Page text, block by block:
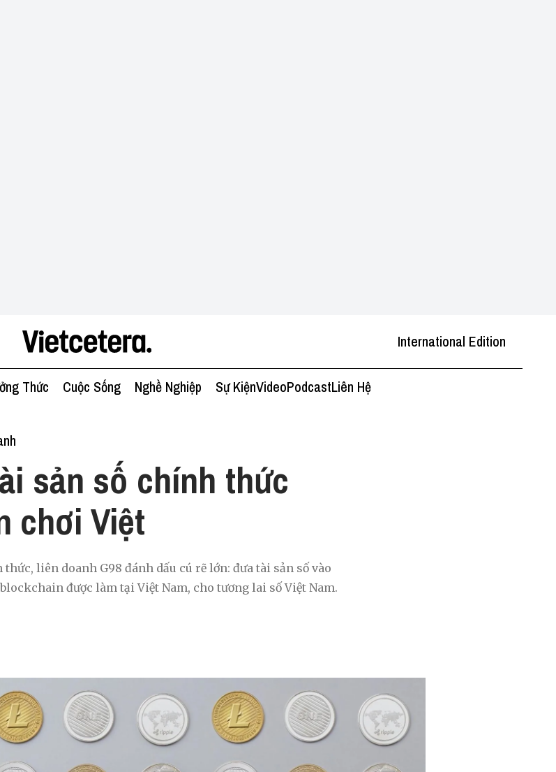
International Edition
Thức Cuộc Sống Nghề Nghiệp Sự KiệnVideoPodcastLiên Hệ
sản số chính thức
chơi Việt
liên doanh G98 đánh dấu cú rẽ lớn: đưa tài sản số vào
được làm tại Việt Nam, cho tương lai số Việt Nam.